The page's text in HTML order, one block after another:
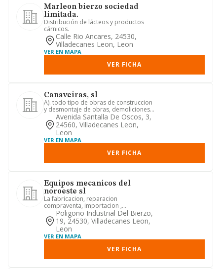
Marleon bierzo sociedad
limitada.
Distribución de lácteos y productos
cárnicos.
Calle Rio Ancares, 24530,
Villadecanes Leon, Leon
VER EN MAPA
VER FICHA
Canaveiras, sl
A). todo tipo de obras de construccion
y desmontaje de obras, demoliciones,
excavaciones, perforaci...
Avenida Santalla De Oscos, 3,
24560, Villadecanes Leon,
Leon
VER EN MAPA
VER FICHA
Equipos mecanicos del
noroeste sl
La fabricacion, reparacion
compraventa, importacion ,
exportacion y comercializacion, tanto
al por ...
Poligono Industrial Del Bierzo,
19, 24530, Villadecanes Leon,
Leon
VER EN MAPA
VER FICHA